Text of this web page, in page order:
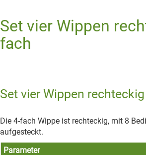
Set vier Wippen
fach
Set vier Wippen
Die 4-fach Wippe ist rechteckig, mit 8
aufgesteckt.
Parameter